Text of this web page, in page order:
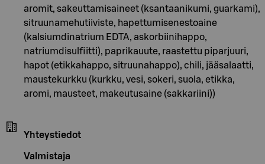
aromit, sakeuttamisaineet (ksantaanikumi, guarkami),
sitruunamehutiiviste, hapettumisenestoaine
(kalsiumdinatrium EDTA, askorbiinihappo,
natriumdisulfiitti), paprikauute, raastettu piparjuuri,
hapot (etikkahappo, sitruunahappo), chili, jääsalaatti,
maustekurkku (kurkku, vesi, sokeri, suola, etikka,
aromi, mausteet, makeutusaine (sakkariini))
Yhteystiedot
Valmistaja